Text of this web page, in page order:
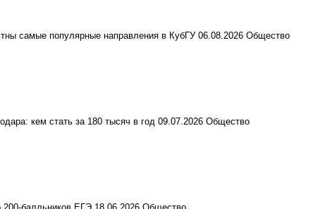
самые популярные направления в КубГУ 06.08.2026 Общество
кем стать за 180 тысяч в год 09.07.2026 Общество